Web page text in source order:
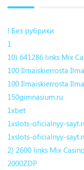
! Без рубрики
1
10) 641286 links Mix
100 Ilmaiskierrosta
100 Ilmaiskierrosta
150gimnasium.ru
1xbet
1xslots-oficialnyy-
1xslots-oficialnyy-
2) 2600 links Mix
2000ZDP